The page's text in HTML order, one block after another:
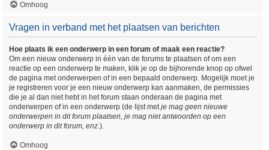
Omhoog
Vragen in verband met het plaatsen van berichten
Hoe plaats ik een onderwerp in een forum of maak een reactie?
Om een nieuw onderwerp in één van de forums te plaatsen of om een
reactie op een onderwerp te maken, klik je op de bijhorende knop op ofwel
de pagina met onderwerpen of in een bepaald onderwerp. Mogelijk moet je
je registreren voor je een nieuw onderwerp kan aanmaken, de permissies
die je al dan niet hebt in het forum staan onderaan de pagina met
onderwerpen of in een onderwerp (de lijst metje mag geen nieuwe
onderwerpen in dit forum plaatsen, je mag niet antwoorden op een
onderwerp in dit forum, enz.).
Omhoog